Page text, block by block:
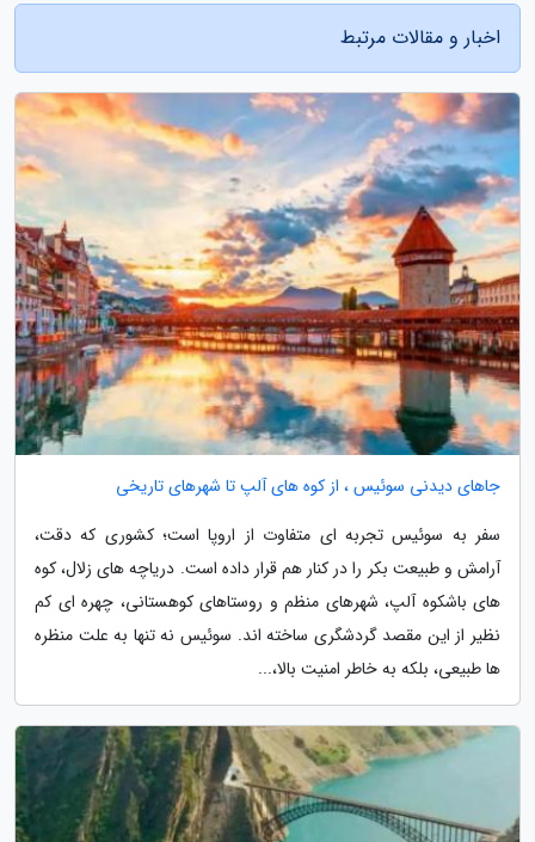
اخبار و مقالات مرتبط
جاهای دیدنی سوئیس ، از کوه های آلپ تا شهرهای تاریخی
سفر به سوئیس تجربه ای متفاوت از اروپا است؛ کشوری که دقت،
آرامش و طبیعت بکر را در کنار هم قرار داده است. دریاچه های زلال، کوه
های باشکوه آلپ، شهرهای منظم و روستاهای کوهستانی، چهره ای کم
نظیر از این مقصد گردشگری ساخته اند. سوئیس نه تنها به علت منظره
ها طبیعی، بلکه به خاطر امنیت بالا،...